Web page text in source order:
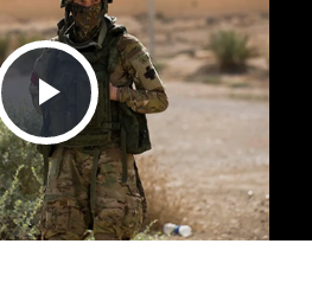
Play Video